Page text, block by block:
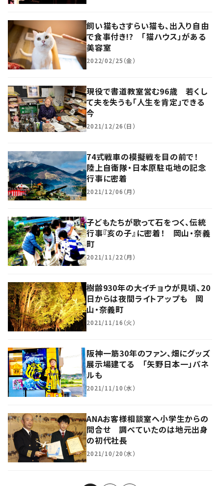
飼い猫もさすらい猫も、出入り自由
で食事付き!? 「猫ハウス」がある
美容室
2022/02/25（金）
現役で書道教室営む96歳 若くし
て夫を失うも「人生を肯定」できる
今
2021/12/26（日）
74式戦車の模擬戦を目の前で！
陸上自衛隊・日本原駐屯地の記念
行事に密着
2021/12/06（月）
子どもたちが歌って石をつく、伝統
行事『亥の子』に密着！ 岡山・奈義
町
2021/11/22（月）
樹齢930年の大イチョウが見頃、20
日からは夜間ライトアップも 岡
山・奈義町
2021/11/16（火）
阪神一筋30年のファン、畑にグッズ
展示場建てる 「矢野日本一」パネ
ルも
2021/11/10（水）
ANAお客様相談室へ小学生からの
問合せ 調べていたのは地元出身
の初代社長
2021/10/20（水）